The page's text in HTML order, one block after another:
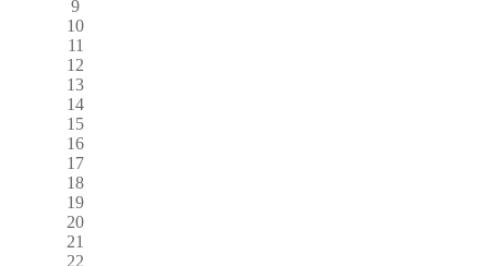
9
10
11
12
13
14
15
16
17
18
19
20
21
22